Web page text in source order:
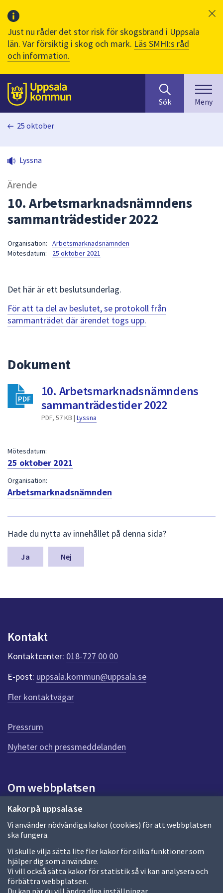
Just nu råder det stor risk för skogsbrand i Uppsala
län. Var försiktig i skog och mark. Läs SMHI:s råd
och information.
Till sidans
huvudinnehåll
efter
innehåll
på
sökfältet
kommer
sökförslag
för
att
navigera
för
att
Sök Meny
Kakor på uppsala.se
Vi använder nödvändiga kakor (cookies) för att webbplatsen
ska fungera.
Vi skulle vilja sätta lite fler kakor för olika funktioner som
hjälper dig som användare.
Vi vill också sätta kakor för statistik så vi kan analysera och
förbättra webbplatsen.
Du kan när du vill ändra dina inställningar.
25 oktober
Lyssna
Ärende
10. Arbetsmarknadsnämndens
sammanträdestider 2022
Organisation:
Arbetsmarknadsnämnden
Mötesdatum:
25 oktober 2021
Det här är ett beslutsunderlag.
För att ta del av beslutet, se protokoll från
sammanträdet där ärendet togs upp.
Dokument
10. Arbetsmarknadsnämndens
sammanträdestider 2022
PDF, 57 KB | Lyssna
Mötesdatum:
25 oktober 2021
Organisation:
Arbetsmarknadsnämnden
ä
m
a
n
k
t
e
r
f
ö
r
e
n
n
a
d
a
Hade du nytta av innehållet på denna sida?
Nej
Kontakt
Kontaktcenter: 018-727 00 00
E-post: uppsala.kommun@uppsala.se
Fler kontaktvägar
Pressrum
Nyheter och pressmeddelanden
Om webbplatsen
Om webbplatsen
Allmänna handlingar och diarium
Behandling av personuppgifter
Kakor
Språk (other languages)